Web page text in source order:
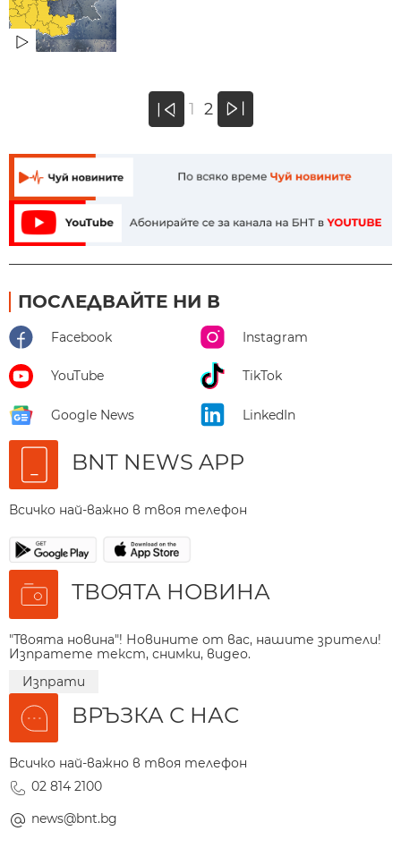
« 1 2 »
ПОСЛЕДВАЙТЕ НИ В
Facebook Instagram
YouTube TikTok
Google News LinkedIn
BNT NEWS APP
Всичко най-важно в твоя телефон
ТВОЯТА НОВИНА
"Твоята новина"! Новините от вас, нашите зрители!
Изпратете текст, снимки, видео.
Изпрати
ВРЪЗКА С НАС
Всичко най-важно в твоя телефон
02 814 2100
news@bnt.bg